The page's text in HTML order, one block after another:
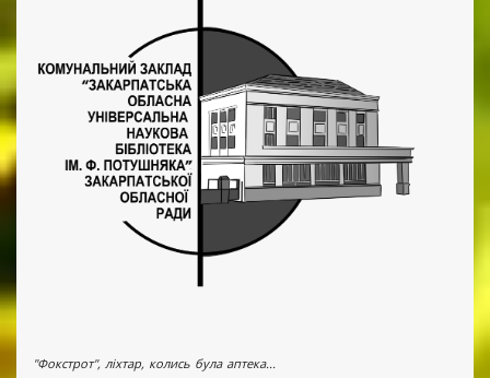
"Фокстрот", ліхтар, колись була аптека...